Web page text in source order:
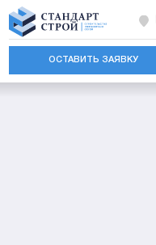
ОСТАВИТЬ ЗАЯВКУ